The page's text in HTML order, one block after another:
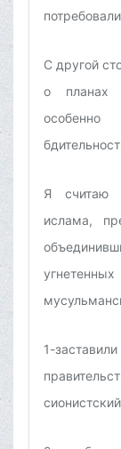
С другой
о планах
особенно
Я считаю
ислама,
1-